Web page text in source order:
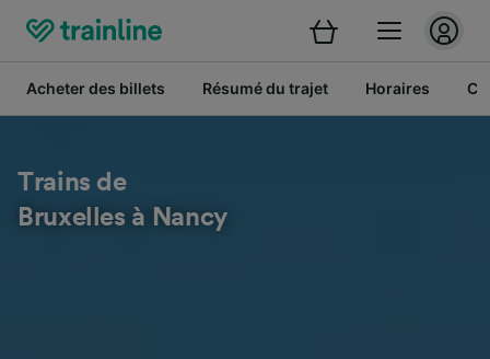
Acheter des billets Résumé du trajet Horaires
Trains de
Bruxelles à Nancy